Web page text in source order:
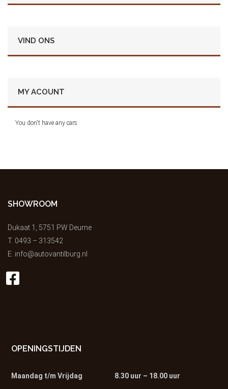
VIND ONS
MY ACOUNT
You don't have any cars
SHOWROOM
Dukaat 1, 5751 PW Deurne
T. 0493 – 313542
E. info@autovantilburg.nl
OPENINGSTIJDEN
Maandag t/m Vrijdag 8.30 uur – 18.00 uur